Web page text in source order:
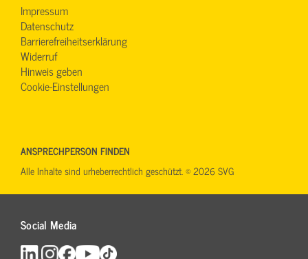
Impressum
Datenschutz
Barrierefreiheitserklärung
Widerruf
Hinweis geben
Cookie-Einstellungen
Social Media
ANSPRECHPERSON FINDEN
Alle Inhalte sind urheberrechtlich geschützt. © 2026 SVG